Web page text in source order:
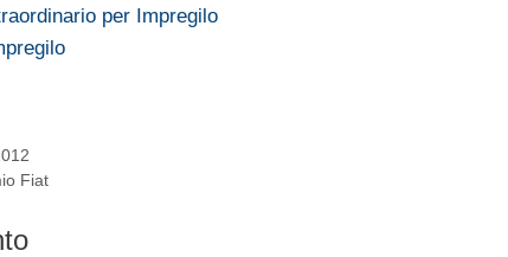
per Impregilo
Fiat